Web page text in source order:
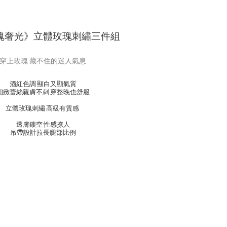
奢光》立體玫瑰刺繡三件組
穿上玫瑰 藏不住的迷人氣息
酒紅色調 顯白又顯氣質
緻蕾絲親膚不刺 穿整晚也舒服
立體玫瑰刺繡 高級有質感
透膚鏤空 性感撩人
吊帶設計拉長腿部比例